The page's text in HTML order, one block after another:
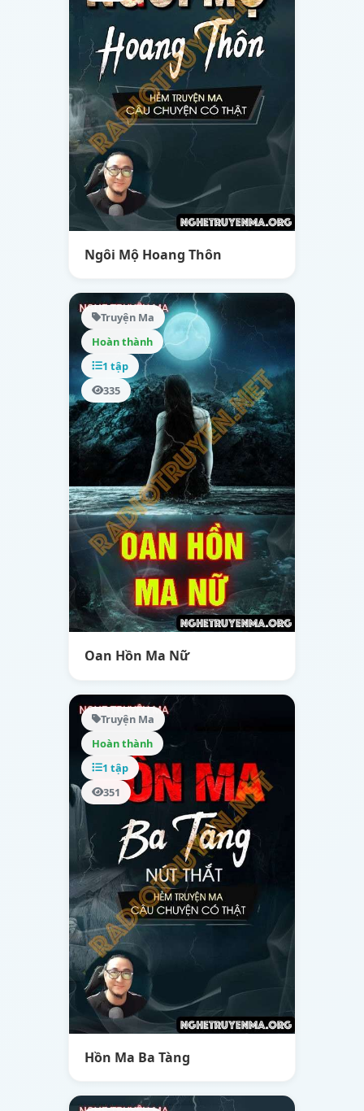
Ngôi Mộ Hoang Thôn
Truyện Ma
Hoàn thành
1 tập
335
Oan Hồn Ma Nữ
Truyện Ma
Hoàn thành
1 tập
351
Hồn Ma Ba Tàng